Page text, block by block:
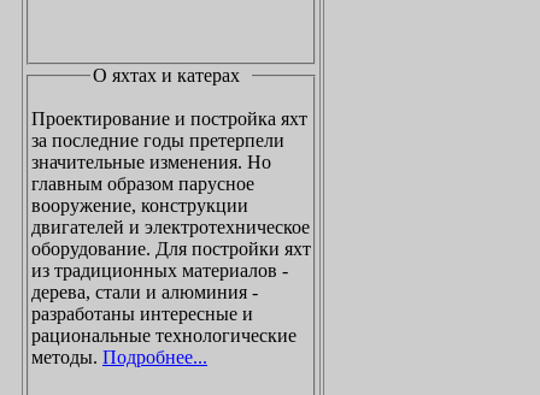
О яхтах и катерах
Проектирование и постройка яхт
за последние годы претерпели
значительные изменения. Но
главным образом парусное
вооружение, конструкции
двигателей и электротехническое
оборудование. Для постройки яхт
из традиционных материалов -
дерева, стали и алюминия -
разработаны интересные и
рациональные технологические
методы. Подробнее...